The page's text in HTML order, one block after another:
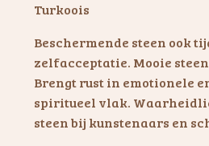
Turkoois
Beschermende steen ook
zelfacceptatie. Mooie
Brengt rust in emotionele
spiritueel vlak.
steen bij kunstenaars en